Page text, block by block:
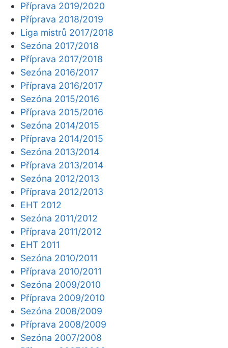
Příprava 2019/2020
Příprava 2018/2019
Liga mistrů 2017/2018
Sezóna 2017/2018
Příprava 2017/2018
Sezóna 2016/2017
Příprava 2016/2017
Sezóna 2015/2016
Příprava 2015/2016
Sezóna 2014/2015
Příprava 2014/2015
Sezóna 2013/2014
Příprava 2013/2014
Sezóna 2012/2013
Příprava 2012/2013
EHT 2012
Sezóna 2011/2012
Příprava 2011/2012
EHT 2011
Sezóna 2010/2011
Příprava 2010/2011
Sezóna 2009/2010
Příprava 2009/2010
Sezóna 2008/2009
Příprava 2008/2009
Sezóna 2007/2008